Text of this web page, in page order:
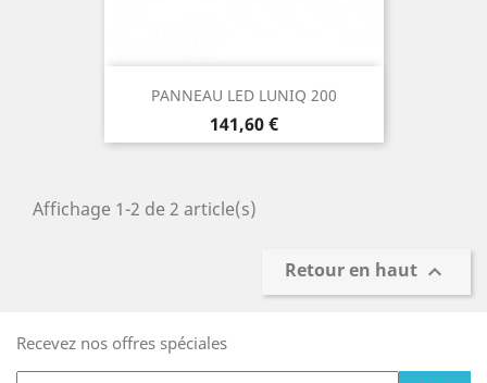
PANNEAU LED LUNIQ 200
Prix
141,60 €
Affichage 1-2 de 2 article(s)
Retour en haut 
Recevez nos offres spéciales